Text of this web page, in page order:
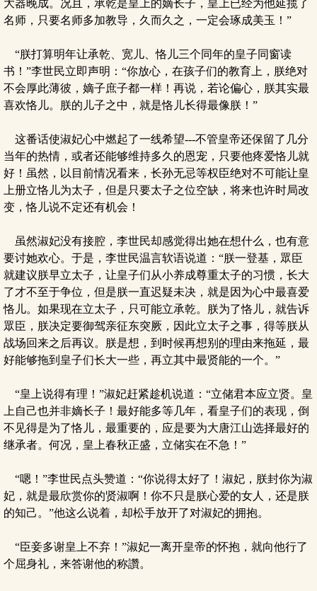
大器晚成。况且，承乾是皇上的嫡长子，皇上已经为他延揽了
名师，只要名师多加教导，久而久之，一定会琢成美玉！”
“朕打算明年让承乾、宽儿、恪儿三个同年的皇子同窗读
书！”李世民立即声明：“你放心，在孩子们的教育上，朕绝对
不会厚此薄彼，嫡子庶子都一样！再说，若论偏心，朕其实最
喜欢恪儿。朕的儿子之中，就是恪儿长得最像朕！”
这番话使淑妃心中燃起了一线希望---不管皇帝还保留了几分
当年的热情，或者还能够维持多久的恩宠，只要他疼爱恪儿就
好！虽然，以目前情况看来，长孙无忌等权臣绝对不可能让皇
上册立恪儿为太子，但是只要太子之位空缺，将来也许时局改
变，恪儿说不定还有机会！
虽然淑妃没有接腔，李世民却感觉得出她在想什么，也有意
要讨她欢心。于是，李世民温言软语说道：“朕一登基，眾臣
就建议朕早立太子，让皇子们从小养成尊重太子的习惯，长大
了才不至于争位，但是朕一直迟疑未决，就是因为心中最喜爱
恪儿。如果现在立太子，只可能立承乾。朕为了恪儿，就告诉
眾臣，朕决定要御驾亲征东突厥，因此立太子之事，得等朕从
战场回来之后再议。朕是想，到时候再想别的理由来拖延，最
好能够拖到皇子们长大一些，再立其中最贤能的一个。”
“皇上说得有理！”淑妃赶紧趁机说道：“立储君本应立贤。皇
上自己也并非嫡长子！最好能多等几年，看皇子们的表现，倒
不见得是为了恪儿，最重要的，应是要为大唐江山选择最好的
继承者。何况，皇上春秋正盛，立储实在不急！”
“嗯！”李世民点头赞道：“你说得太好了！淑妃，朕封你为淑
妃，就是最欣赏你的贤淑啊！你不只是朕心爱的女人，还是朕
的知己。”他这么说着，却松手放开了对淑妃的拥抱。
“臣妾多谢皇上不弃！”淑妃一离开皇帝的怀抱，就向他行了
个屈身礼，来答谢他的称讚。